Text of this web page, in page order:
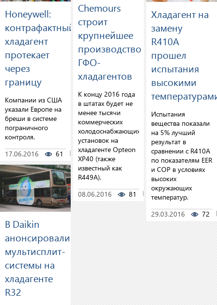
Honeywell:
контрафактный
хладагент
протекает
через
границу
Компании из США
указали Европе на
бреши в системе
пограничного
контроля.
17.06.2016
61 0
В Daikin
анонсировали
мультисплит-
системы на
хладагенте
R32
Chemours
строит
крупнейшее
производство
ГФО-
хладагентов
К концу 2016 года
в штатах будет не
менее тысячи
коммерческих
холодоснабжающих
установок на
хладагенте Opteon
XP40 (также
известный как
R449A).
08.06.2016
81 0
Хладагент на
замену
R410A
прошел
испытания
высокими
Испытания
вещества показали
на 5% лучший
результат в
сравнении с R410A
по показателям EER
и COP в условиях
высоких
окружающих
температур.
29.03.2016
72